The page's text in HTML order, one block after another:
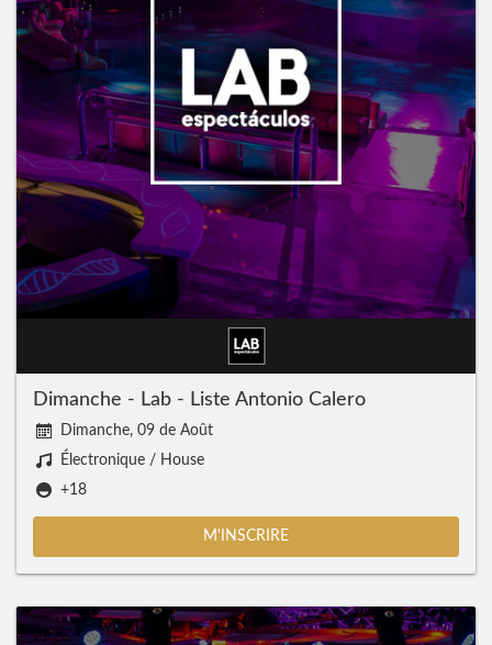
Dimanche - Lab - Liste Antonio Calero
Dimanche, 09 de Août
Électronique / House
+18
M'INSCRIRE